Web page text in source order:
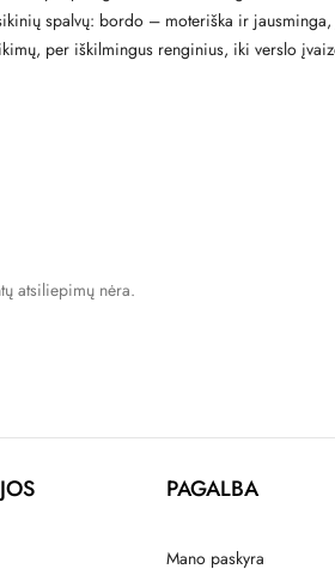
spalvų: bordo – moteriška ir
per iškilmingus renginius, iki verslo
atsiliepimų nėra.
PAGALBA
Mano paskyra